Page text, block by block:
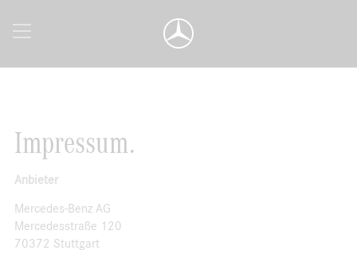
Impressum.
Anbieter
Mercedes-Benz AG
Mercedesstraße 120
70372 Stuttgart